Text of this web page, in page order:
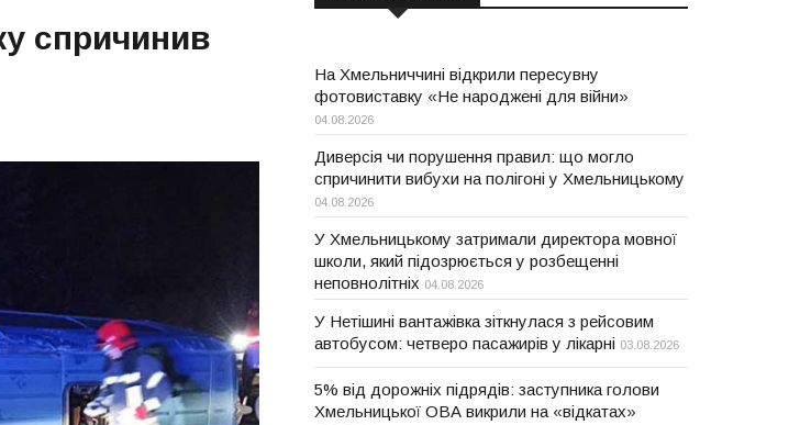
спричинив
На Хмельниччині відкрили пересувну
фотовиставку «Не народжені для війни»
04.08.2026
Диверсія чи порушення правил: що могло
спричинити вибухи на полігоні у Хмельницькому
04.08.2026
У Хмельницькому затримали директора мовної
школи, який підозрюється у розбещенні
неповнолітніх 04.08.2026
У Нетішині вантажівка зіткнулася з рейсовим
автобусом: четверо пасажирів у лікарні 03.08.2026
5% від дорожніх підрядів: заступника голови
Хмельницької ОВА викрили на «відкатах»